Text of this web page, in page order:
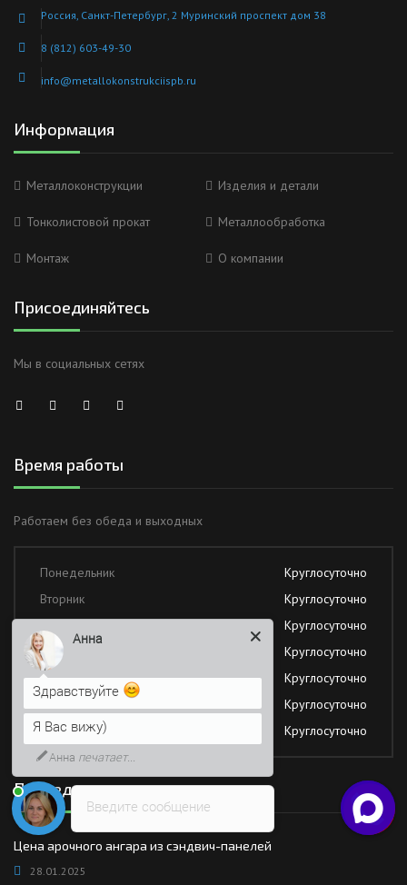
Россия, Санкт-Петербург, 2 Муринский проспект дом 38
8 (812) 603-49-30
info@metallokonstrukciispb.ru
Информация
Металлоконструкции Изделия и детали
Тонколистовой прокат Металлообработка
Монтаж О компании
Присоединяйтесь
Мы в социальных сетях
Время работы
Работаем без обеда и выходных
Понедельник
Круглосуточно
Вторник
Круглосуточно
Круглосуточно
Четверг
Круглосуточно
Пятница
Круглосуточно
Суббота
Круглосуточно
Воскресение
Круглосуточно
Последние новости
Цена арочного ангара из сэндвич-панелей
28.01.2025
Введите сообщение
Анна
Здравствуйте
Я Вас вижу)
Анна печатает...